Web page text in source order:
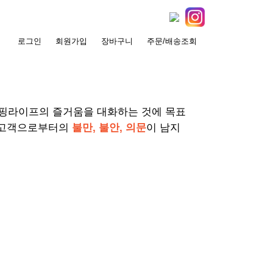
로그인 회원가입 장바구니 주문/배송조회
라이프의 즐거움을 대화하는 것에 목표
객으로부터의 불만, 불안, 의문이 남지